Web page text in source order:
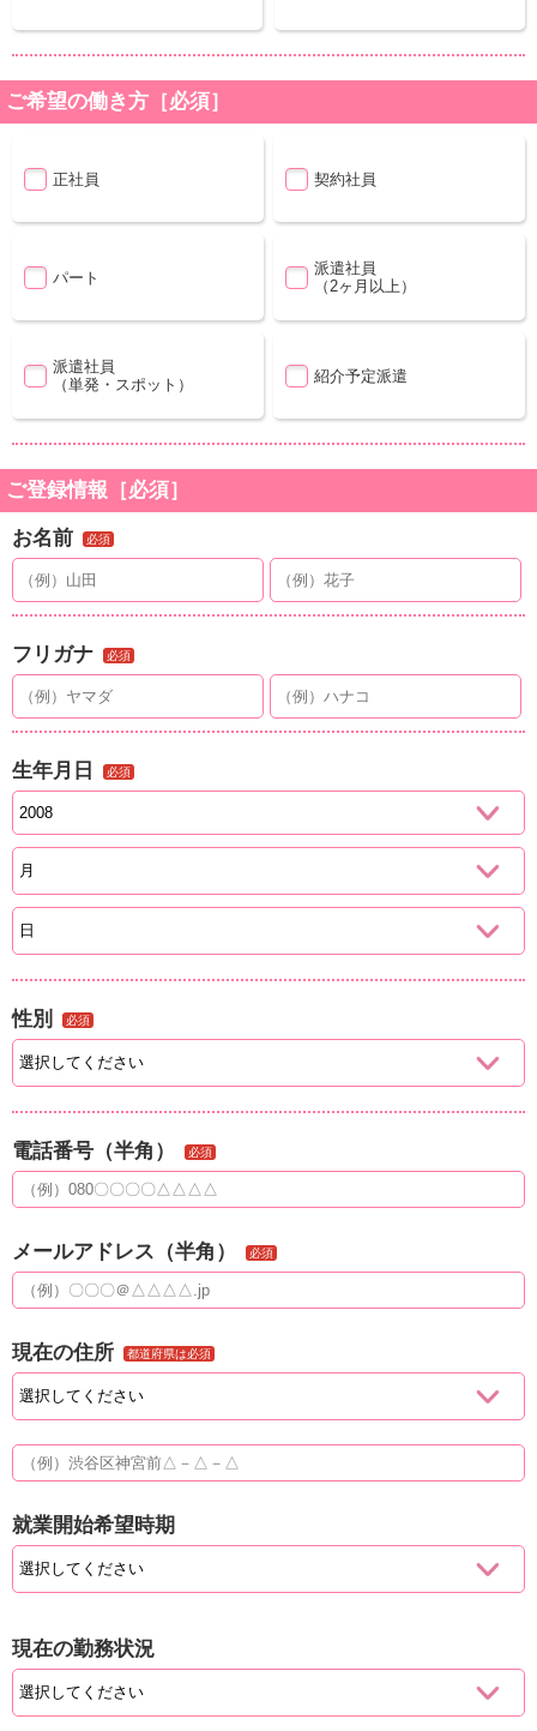
ご希望の働き方［必須］
正社員 契約社員
パート
派遣社員
（2ヶ月以上）
派遣社員
（単発・スポット）
紹介予定派遣
ご登録情報［必須］
お名前 必須
フリガナ 必須
生年月日 必須
性別 必須
電話番号（半角） 必須
メールアドレス（半角） 必須
現在の住所 都道府県は必須
就業開始希望時期
現在の勤務状況